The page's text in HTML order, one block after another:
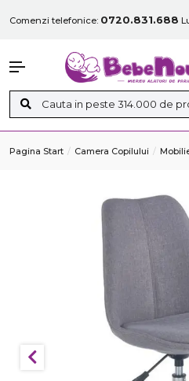
Comenzi telefonice: 0720.831.688
Pagina Start Camera Copilului